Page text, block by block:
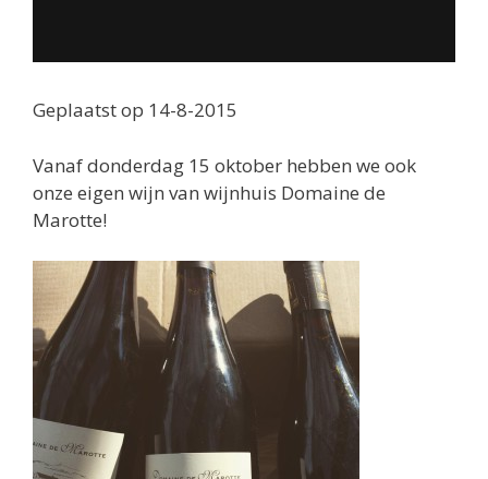
Geplaatst op 14-8-2015
Vanaf donderdag 15 oktober hebben we ook
onze eigen wijn van wijnhuis Domaine de
Marotte!